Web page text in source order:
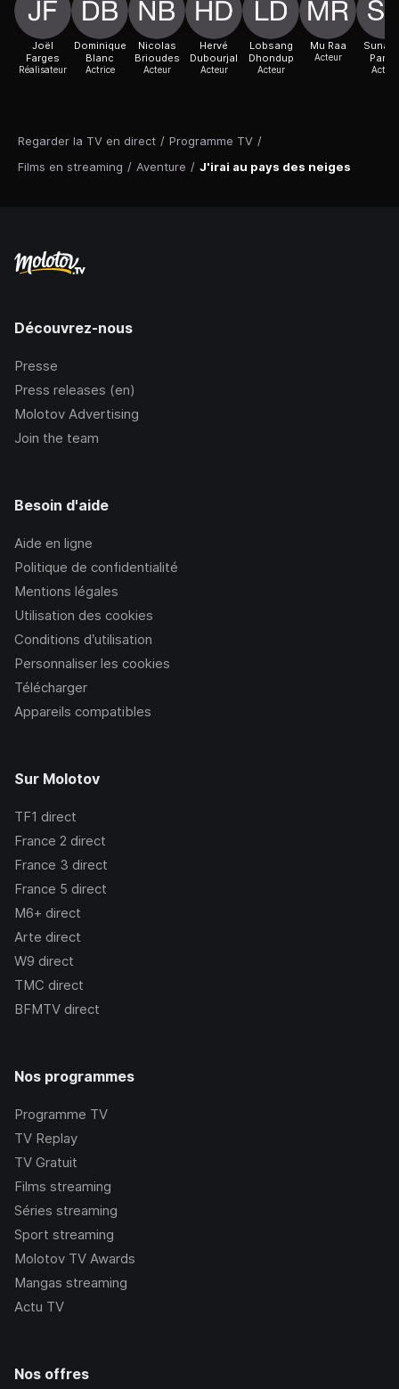
Regarder la TV en direct / Programme TV /
Films en streaming / Aventure / J'irai au pays des neiges
Joël
Farges
Réalisateur
Dominique
Blanc
Actrice
Nicolas
Brioudes
Acteur
Hervé
Dubourjal
Acteur
Lobsang
Dhondup
Acteur
Mu Raa
Acteur
Acteur
Découvrez-nous
Presse
Press releases (en)
Molotov Advertising
Join the team
Besoin d'aide
Aide en ligne
Politique de confidentialité
Mentions légales
Utilisation des cookies
Conditions d’utilisation
Personnaliser les cookies
Télécharger
Appareils compatibles
Sur Molotov
TF1 direct
France 2 direct
France 3 direct
France 5 direct
M6+ direct
Arte direct
W9 direct
TMC direct
BFMTV direct
Nos programmes
Programme TV
TV Replay
TV Gratuit
Films streaming
Séries streaming
Sport streaming
Molotov TV Awards
Mangas streaming
Actu TV
Nos offres